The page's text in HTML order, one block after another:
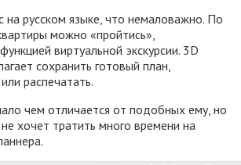
на русском языке, что немаловажно. По
можно «пройтись»,
виртуальной экскурсии. 3D
сохранить готовый план,
распечатать.
чем отличается от подобных ему, но
хочет тратить много времени на